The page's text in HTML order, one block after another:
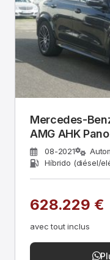
Mercedes-
AMG AHK
08-2021
Híbrido (diésel/
628.229 €
avec tout inclus